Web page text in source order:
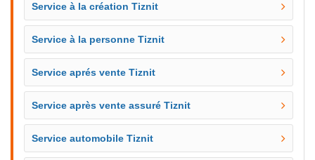
Service à la création Tiznit
Service à la personne Tiznit
Service aprés vente Tiznit
Service après vente assuré Tiznit
Service automobile Tiznit